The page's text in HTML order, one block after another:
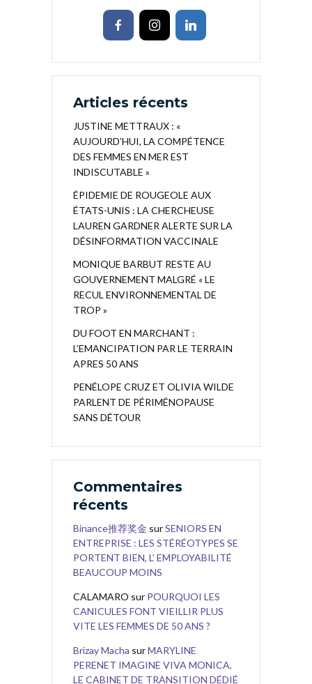
Articles récents
JUSTINE METTRAUX : «
AUJOURD’HUI, LA COMPÉTENCE
DES FEMMES EN MER EST
INDISCUTABLE »
ÉPIDEMIE DE ROUGEOLE AUX
ÉTATS-UNIS : LA CHERCHEUSE
LAUREN GARDNER ALERTE SUR LA
DÉSINFORMATION VACCINALE
MONIQUE BARBUT RESTE AU
GOUVERNEMENT MALGRÉ « LE
RECUL ENVIRONNEMENTAL DE
TROP »
DU FOOT EN MARCHANT :
L’EMANCIPATION PAR LE TERRAIN
APRES 50 ANS
PENÉLOPE CRUZ ET OLIVIA WILDE
PARLENT DE PÉRIMÉNOPAUSE
SANS DÉTOUR
Commentaires
récents
Binance推荐奖金 surSENIORS EN
ENTREPRISE : LES STÉRÉOTYPES SE
PORTENT BIEN, L’ EMPLOYABILITÉ
BEAUCOUP MOINS
CALAMARO sur POURQUOI LES
CANICULES FONT VIEILLIR PLUS
VITE LES FEMMES DE 50 ANS ?
Brizay Macha surMARYLINE
PERENET IMAGINE VIVA MONICA,
LE CABINET DE TRANSITION DÉDIÉ